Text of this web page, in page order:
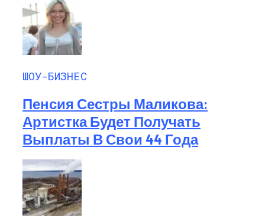
ШОУ-БИЗНЕС
Пенсия Сестры Маликова:
Артистка Будет Получать
Выплаты В Свои 44 Года